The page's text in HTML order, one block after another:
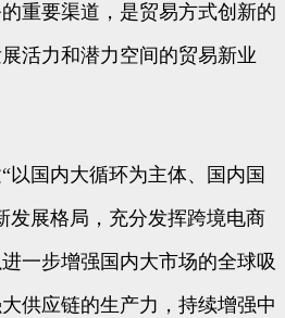
重要渠道，是贸易方式创新的
活力和潜力空间的贸易新业
以国内大循环为主体、国内国
发展格局，充分发挥跨境电商
一步增强国内大市场的全球吸
供应链的生产力，持续增强中